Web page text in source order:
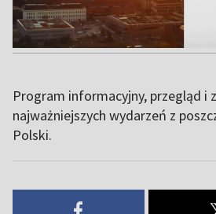
Program informacyjny, przegląd i
najważniejszych wydarzeń z
Polski.